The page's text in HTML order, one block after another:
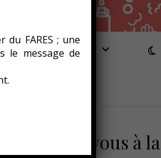
Santé/Bien-être
Abonnez-vous à la
FARES ; une
le message de